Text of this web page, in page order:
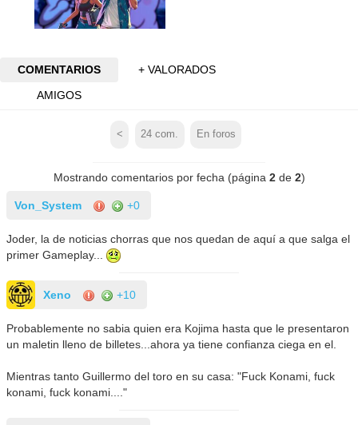
COMENTARIOS
+ VALORADOS
AMIGOS
< 24 com. En foros
Mostrando comentarios por fecha (página 2de 2)
Von_System +0
Joder, la de noticias chorras que nos quedan de aquí a que salga el
primer Gameplay...
Xeno +10
Probablemente no sabia quien era Kojima hasta que le presentaron
un maletin lleno de billetes...ahora ya tiene confianza ciega en el.
Mientras tanto Guillermo del toro en su casa: "Fuck Konami, fuck
konami, fuck konami...."